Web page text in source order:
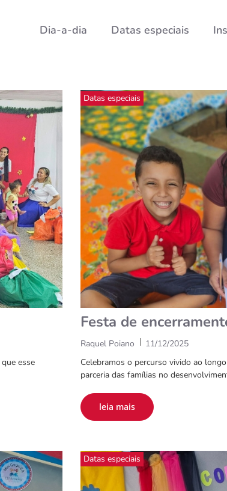
Dia-a-dia Datas especiais
esse
Datas especiais
Festa de
Raquel Poiano | 11/12/2025
Celebramos o percurso vivido ao
parceria das famílias no
leia mais
Datas especiais